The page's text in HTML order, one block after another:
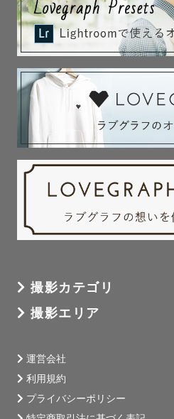
撮影カテゴリ
撮影エリア
運営会社
利用規約
プライバシーポリシー